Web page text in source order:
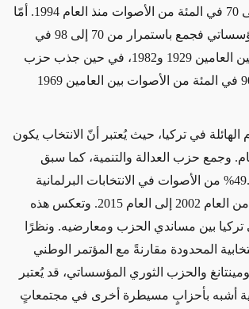
الأفريقي على 60 إلى 70 في المئة من الأصوات منذ العام 1994. أمّا
والحزب الثوري المؤسساتي فجمع باستمرار من 70 إلى 98 في
المئة من الأصوات بين العامين 1929 و1982، في حين جذب حزب
الكومينتانغ 60 إلى 90 في المئة من الأصوات بين العامين 1969
الهائلة في تركيا، حيث يُعتبر أنّ الانتخاب يكون
وجمع حزب العدالة والتنمية، كما سبق
وذكرنا، بين 34.3 و49.8% من الأصوات في الانتخابات البرلمانية
الأربعة التي أجريت من العام 2002 إلى العام 2015. وتعكس هذه
تركيا بين مساندي الحزب ومعارضيه. ونظرًا
المحدودة مقارنةً مع المؤتمر الوطني
والحزب الثوري المؤسساتي، قد يُعتبر
أشبه بأحزابٍ مسيطرة أخرى في مجتمعاتٍ